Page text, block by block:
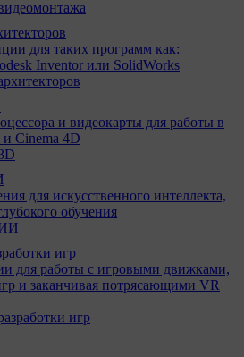
для таких программ как:
Inventor или SolidWorks
и видеокарты для работы в
и Cinema 4D
для искусственного интеллекта,
обучения
игр
для работы с игровыми движками,
и заканчивая потрясающими VR